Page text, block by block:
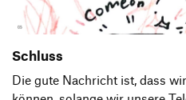
Schluss
Die gute Nachricht ist, dass